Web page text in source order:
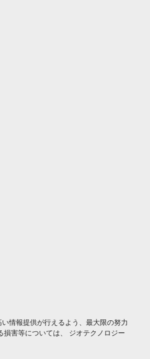
情報提供が行えるよう、最大限の努力
害等については、 ジオテクノロジー